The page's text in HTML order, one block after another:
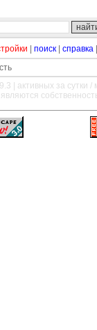
поиск справка
| активных за сутки /
————————